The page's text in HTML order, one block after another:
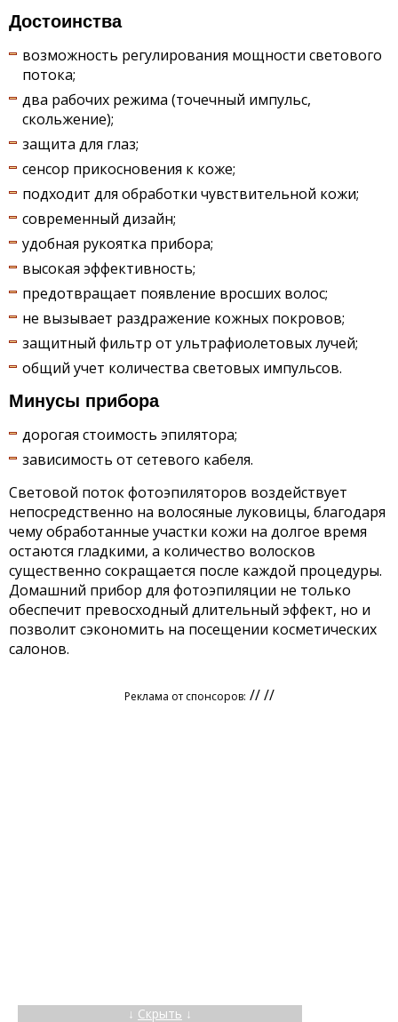
Достоинства
возможность регулирования мощности светового
потока;
два рабочих режима (точечный импульс,
скольжение);
защита для глаз;
сенсор прикосновения к коже;
подходит для обработки чувствительной кожи;
современный дизайн;
удобная рукоятка прибора;
высокая эффективность;
предотвращает появление вросших волос;
не вызывает раздражение кожных покровов;
защитный фильтр от ультрафиолетовых лучей;
общий учет количества световых импульсов.
Минусы прибора
дорогая стоимость эпилятора;
зависимость от сетевого кабеля.
Световой поток фотоэпиляторов воздействует
непосредственно на волосяные луковицы, благодаря
чему обработанные участки кожи на долгое время
остаются гладкими, а количество волосков
существенно сокращается после каждой процедуры.
Домашний прибор для фотоэпиляции не только
обеспечит превосходный длительный эффект, но и
позволит сэкономить на посещении косметических
салонов.
Реклама от спонсоров: // //
↓ Скрыть ↓